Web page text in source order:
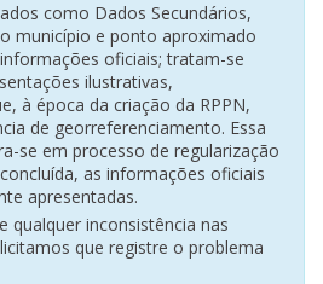
como Dados Secundários,
município e ponto aproximado
oficiais; tratam-se
ilustrativas,
à época da criação da RPPN,
de georreferenciamento. Essa
se em processo de regularização
as informações oficiais
apresentadas.
qualquer inconsistência nas
que registre o problema